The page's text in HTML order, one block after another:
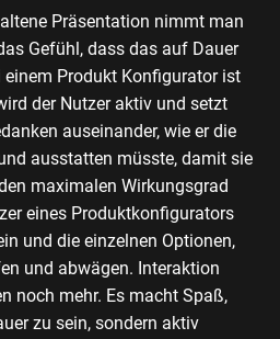
Präsentation nimmt man
Gefühl, dass das auf Dauer
einem Produkt Konfigurator ist
der Nutzer aktiv und setzt
auseinander, wie er die
ausstatten müsste, damit sie
maximalen Wirkungsgrad
eines Produktkonfigurators
und die einzelnen Optionen,
und abwägen. Interaktion
noch mehr. Es macht Spaß,
zu sein, sondern aktiv